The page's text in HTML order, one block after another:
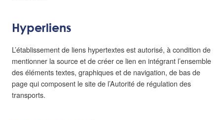
Hyperliens
L’établissement de liens hypertextes est autorisé, à condition de
mentionner la source et de créer ce lien en intégrant l’ensemble
des éléments textes, graphiques et de navigation, de bas de
page qui composent le site de l’Autorité de régulation des
transports.